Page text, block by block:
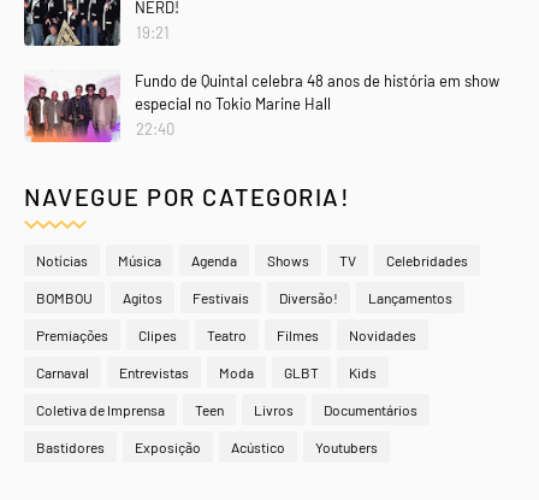
NERD!
19:21
Fundo de Quintal celebra 48 anos de história em show
especial no Tokio Marine Hall
22:40
NAVEGUE POR CATEGORIA!
Notícias Música Agenda Shows TV Celebridades
BOMBOU Agitos Festivais Diversão! Lançamentos
Premiações Clipes Teatro Filmes Novidades
Carnaval Entrevistas Moda GLBT Kids
Coletiva de Imprensa Teen Livros Documentários
Bastidores Exposição Acústico Youtubers